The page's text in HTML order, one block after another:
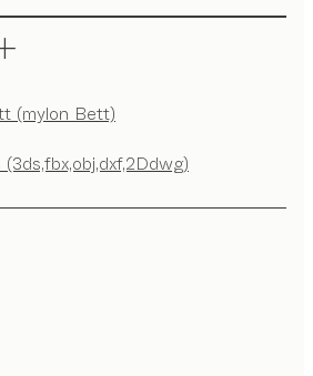
(mylon Bett)